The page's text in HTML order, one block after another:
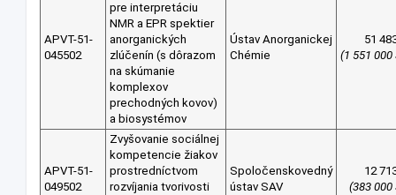
APVT-51-
045502
pre interpretáciu
NMR a EPR spektier
anorganických
zlúčenín (s dôrazom
na skúmanie
komplexov
prechodných kovov)
a biosystémov
Ústav Anorganickej
Chémie
51
(1 551 000
APVT-51-
049502
Zvyšovanie sociálnej
kompetencie žiakov
prostredníctvom
rozvíjania tvorivosti
Spoločenskovedný
ústav SAV
12
(383 000